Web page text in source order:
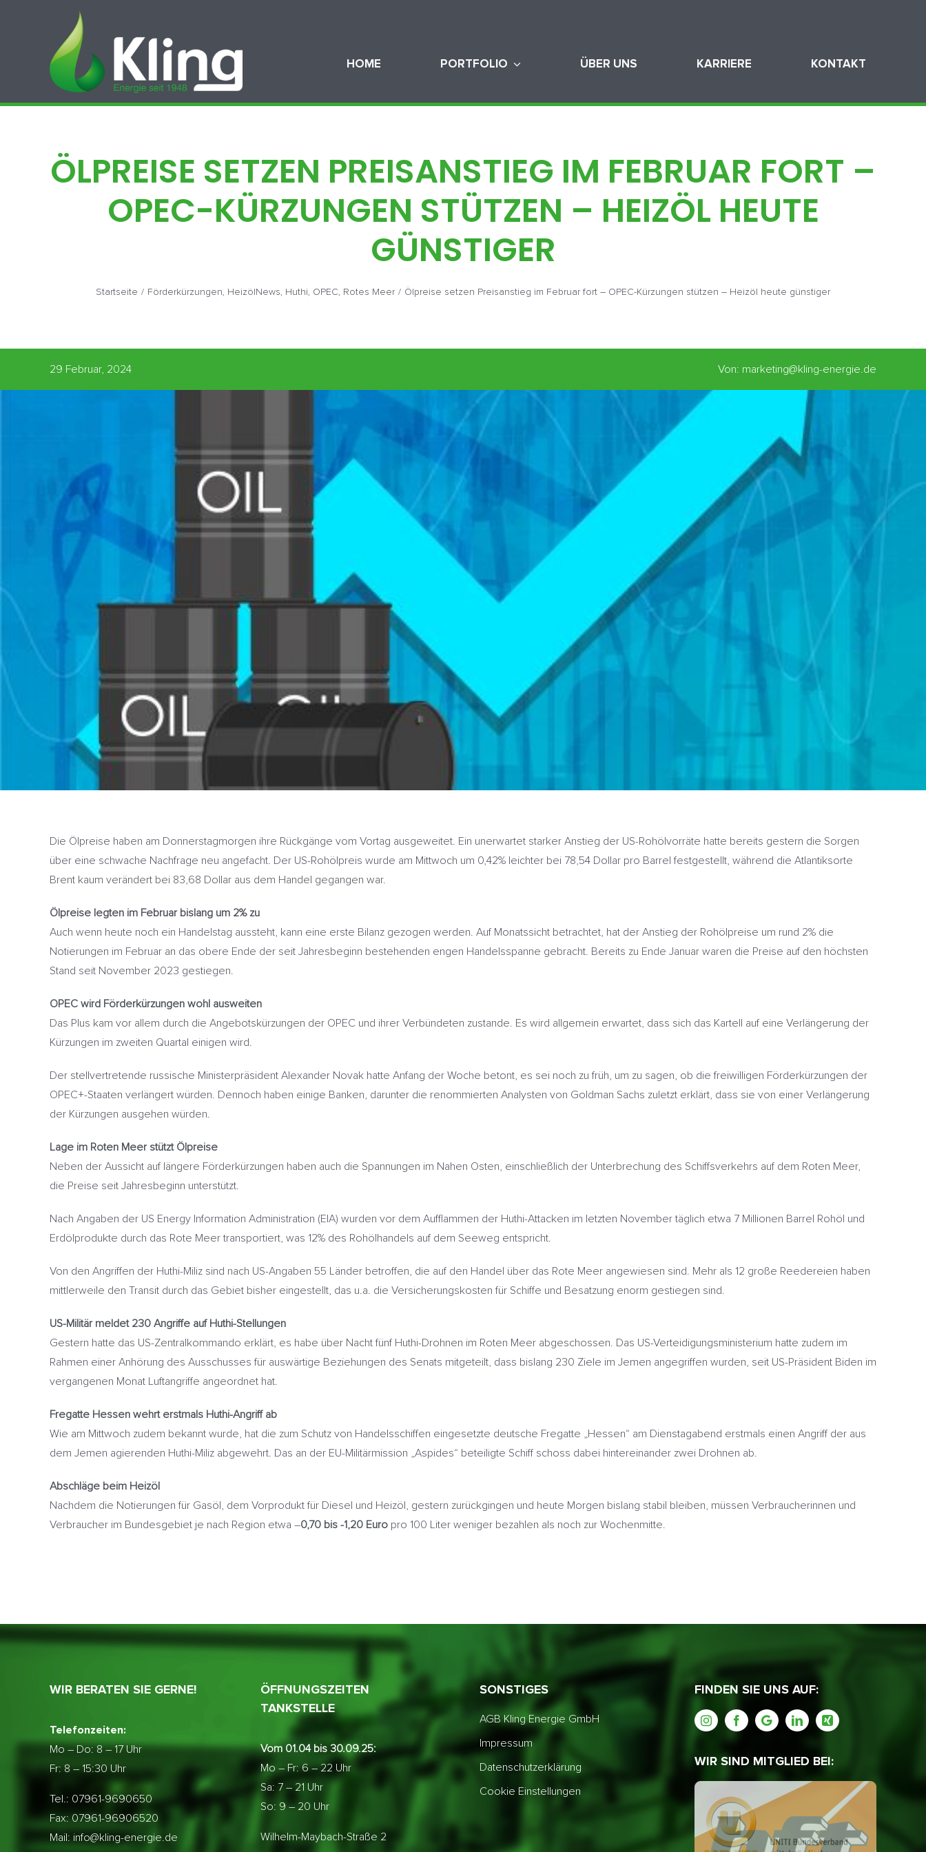
HOME PORTFOLIO ÜBER UNS KARRIERE KONTAKT
ÖLPREISE SETZEN PREISANSTIEG IM FEBRUAR FORT –
OPEC-KÜRZUNGEN STÜTZEN – HEIZÖL HEUTE
GÜNSTIGER
Startseite / Förderkürzungen, HeizölNews, Huthi, OPEC, Rotes Meer / Ölpreise setzen Preisanstieg im Februar fort – OPEC-Kürzungen stützen – Heizöl heute günstiger
29 Februar, 2024 Von: marketing@kling-energie.de
Die Ölpreise haben am Donnerstagmorgen ihre Rückgänge vom Vortag ausgeweitet. Ein unerwartet starker Anstieg der US-Rohölvorräte hatte bereits gestern die Sorgen
über eine schwache Nachfrage neu angefacht. Der US-Rohölpreis wurde am Mittwoch um 0,42% leichter bei 78,54 Dollar pro Barrel festgestellt, während die Atlantiksorte
Brent kaum verändert bei 83,68 Dollar aus dem Handel gegangen war.
Ölpreise legten im Februar bislang um 2% zu
Auch wenn heute noch ein Handelstag aussteht, kann eine erste Bilanz gezogen werden. Auf Monatssicht betrachtet, hat der Anstieg der Rohölpreise um rund 2% die
Notierungen im Februar an das obere Ende der seit Jahresbeginn bestehenden engen Handelsspanne gebracht. Bereits zu Ende Januar waren die Preise auf den höchsten
Stand seit November 2023 gestiegen.
OPEC wird Förderkürzungen wohl ausweiten
Das Plus kam vor allem durch die Angebotskürzungen der OPEC und ihrer Verbündeten zustande. Es wird allgemein erwartet, dass sich das Kartell auf eine Verlängerung der
Kürzungen im zweiten Quartal einigen wird.
Der stellvertretende russische Ministerpräsident Alexander Novak hatte Anfang der Woche betont, es sei noch zu früh, um zu sagen, ob die freiwilligen Förderkürzungen der
OPEC+-Staaten verlängert würden. Dennoch haben einige Banken, darunter die renommierten Analysten von Goldman Sachs zuletzt erklärt, dass sie von einer Verlängerung
der Kürzungen ausgehen würden.
Lage im Roten Meer stützt Ölpreise
Neben der Aussicht auf längere Förderkürzungen haben auch die Spannungen im Nahen Osten, einschließlich der Unterbrechung des Schiffsverkehrs auf dem Roten Meer,
die Preise seit Jahresbeginn unterstützt.
Nach Angaben der US Energy Information Administration (EIA) wurden vor dem Aufflammen der Huthi-Attacken im letzten November täglich etwa 7 Millionen Barrel Rohöl und
Erdölprodukte durch das Rote Meer transportiert, was 12% des Rohölhandels auf dem Seeweg entspricht.
Von den Angriffen der Huthi-Miliz sind nach US-Angaben 55 Länder betroffen, die auf den Handel über das Rote Meer angewiesen sind. Mehr als 12 große Reedereien haben
mittlerweile den Transit durch das Gebiet bisher eingestellt, das u.a. die Versicherungskosten für Schiffe und Besatzung enorm gestiegen sind.
US-Militär meldet 230 Angriffe auf Huthi-Stellungen
Gestern hatte das US-Zentralkommando erklärt, es habe über Nacht fünf Huthi-Drohnen im Roten Meer abgeschossen. Das US-Verteidigungsministerium hatte zudem im
Rahmen einer Anhörung des Ausschusses für auswärtige Beziehungen des Senats mitgeteilt, dass bislang 230 Ziele im Jemen angegriffen wurden, seit US-Präsident Biden im
vergangenen Monat Luftangriffe angeordnet hat.
Fregatte Hessen wehrt erstmals Huthi-Angriff ab
Wie am Mittwoch zudem bekannt wurde, hat die zum Schutz von Handelsschiffen eingesetzte deutsche Fregatte „Hessen“ am Dienstagabend erstmals einen Angriff der aus
dem Jemen agierenden Huthi-Miliz abgewehrt. Das an der EU-Militärmission „Aspides“ beteiligte Schiff schoss dabei hintereinander zwei Drohnen ab.
Abschläge beim Heizöl
Nachdem die Notierungen für Gasöl, dem Vorprodukt für Diesel und Heizöl, gestern zurückgingen und heute Morgen bislang stabil bleiben, müssen Verbraucherinnen und
Verbraucher im Bundesgebiet je nach Region etwa –0,70 bis -1,20 Europro 100 Liter weniger bezahlen als noch zur Wochenmitte.
WIR BERATEN SIE GERNE!
Telefonzeiten:
Mo – Do:8 – 17 Uhr
Fr: 8 – 15:30 Uhr
Tel.: 07961-9690650
Fax: 07961-96906520
Mail: info@kling-energie.de
ÖFFNUNGSZEITEN
TANKSTELLE
Vom 01.04 bis 30.09.25:
Mo – Fr: 6 – 22 Uhr
Sa: 7 – 21 Uhr
So: 9 – 20 Uhr
Wilhelm-Maybach-Straße 2
SONSTIGES
AGB Kling Energie GmbH
Impressum
Datenschutzerklärung
Cookie Einstellungen
FINDEN SIE UNS AUF:
WIR SIND MITGLIED BEI: